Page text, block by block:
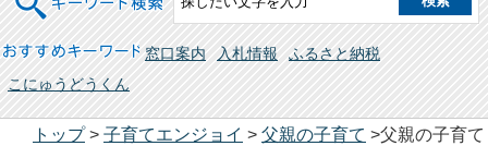
おすすめキーワード 窓口案内 入札情報
ふるさと納税
こにゅうどうくん
トップ> 子育てエンジョイ > 父親の子育て >父親の子育て